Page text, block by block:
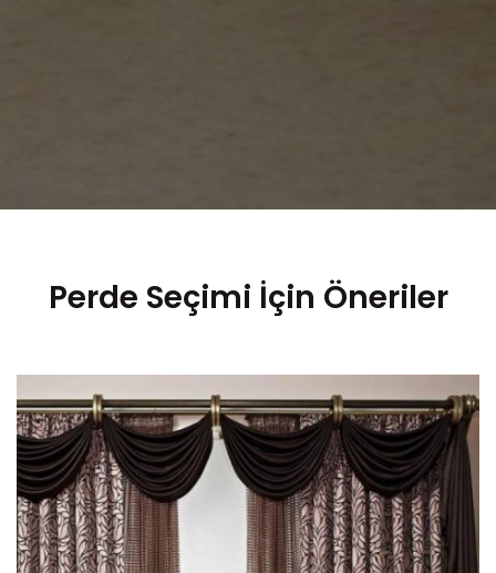
Perde Seçimi İçin Öneriler